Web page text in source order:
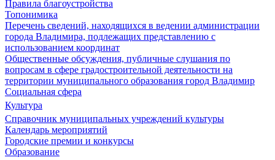
Правила благоустройства
Топонимика
Перечень сведений, находящихся в ведении администрации
города Владимира, подлежащих представлению с
использованием координат
Общественные обсуждения, публичные слушания по
вопросам в сфере градостроительной деятельности на
территории муниципального образования город Владимир
Социальная сфера
Культура
Справочник муниципальных учреждений культуры
Календарь мероприятий
Городские премии и конкурсы
Образование